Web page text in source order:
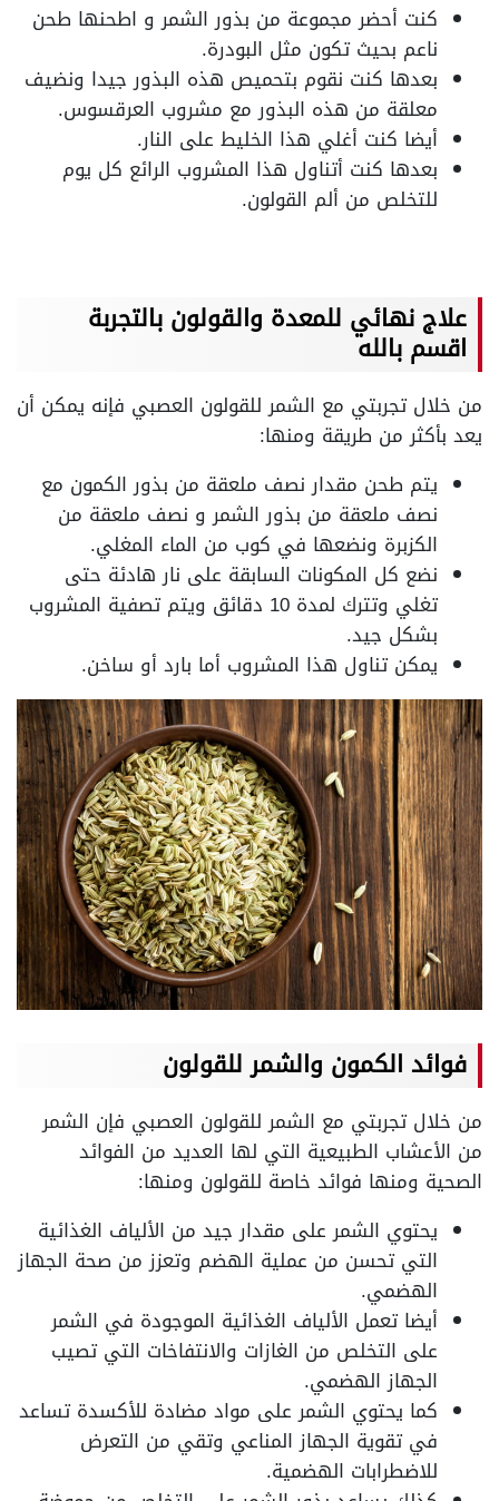
كنت أحضر مجموعة من بذور الشمر و اطحنها طحن
ناعم بحيث تكون مثل البودرة.
بعدها كنت نقوم بتحميص هذه البذور جيدا ونضيف
معلقة من هذه البذور مع مشروب العرقسوس.
أيضا كنت أغلي هذا الخليط على النار.
بعدها كنت أتناول هذا المشروب الرائع كل يوم
للتخلص من ألم القولون.
علاج نهائي للمعدة والقولون بالتجربة
اقسم بالله
من خلال تجربتي مع الشمر للقولون العصبي فإنه يمكن أن
يعد بأكثر من طريقة ومنها:
يتم طحن مقدار نصف ملعقة من بذور الكمون مع
نصف ملعقة من بذور الشمر و نصف ملعقة من
الكزبرة ونضعها في كوب من الماء المغلي.
نضع كل المكونات السابقة على نار هادئة حتى
تغلي وتترك لمدة 10 دقائق ويتم تصفية المشروب
بشكل جيد.
يمكن تناول هذا المشروب أما بارد أو ساخن.
فوائد الكمون والشمر للقولون
من خلال تجربتي مع الشمر للقولون العصبي فإن الشمر
من الأعشاب الطبيعية التي لها العديد من الفوائد
الصحية ومنها فوائد خاصة للقولون ومنها:
يحتوي الشمر على مقدار جيد من الألياف الغذائية
التي تحسن من عملية الهضم وتعزز من صحة الجهاز
الهضمي.
أيضا تعمل الألياف الغذائية الموجودة في الشمر
على التخلص من الغازات والانتفاخات التي تصيب
الجهاز الهضمي.
كما يحتوي الشمر على مواد مضادة للأكسدة تساعد
في تقوية الجهاز المناعي وتقي من التعرض
للاضطرابات الهضمية.